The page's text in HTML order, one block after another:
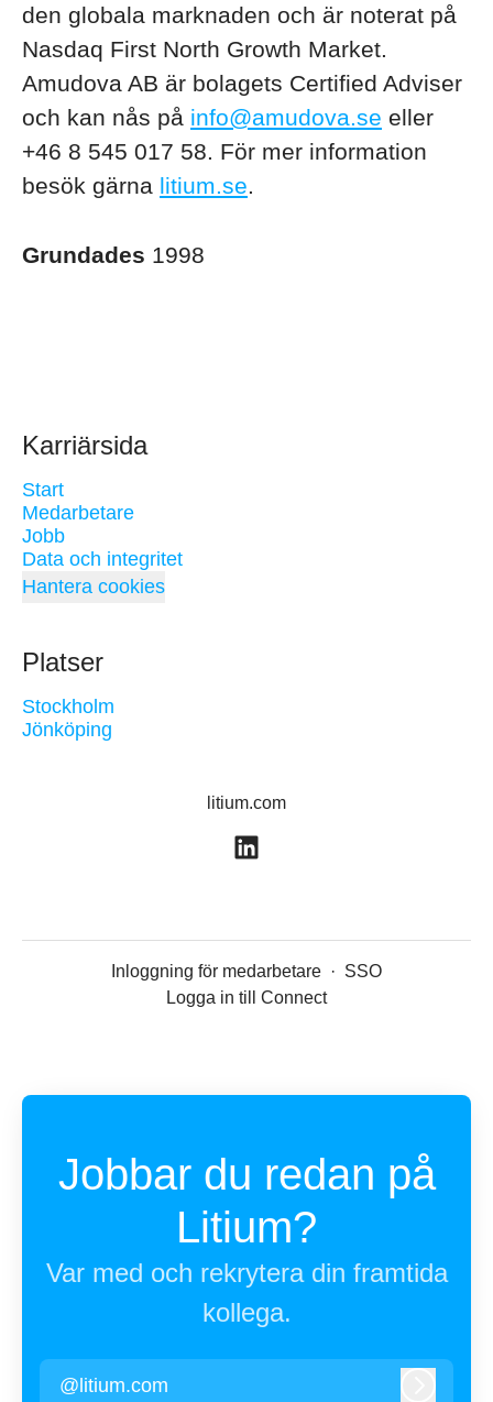
den globala marknaden och är noterat på
Nasdaq First North Growth Market.
Amudova AB är bolagets Certified Adviser
och kan nås på info@amudova.se eller
+46 8 545 017 58. För mer information
besök gärna litium.se.
Grundades 1998
Karriärsida
Start
Medarbetare
Jobb
Data och integritet
Hantera cookies
Platser
Stockholm
Jönköping
litium.com
Inloggning för medarbetare · SSO
Logga in till Connect
Jobbar du redan på
Litium?
Var med och rekrytera din framtida
kollega.
@litium.com